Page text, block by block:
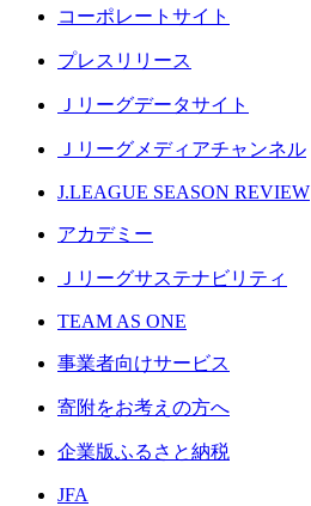
コーポレートサイト
プレスリリース
Ｊリーグデータサイト
Ｊリーグメディアチャンネル
J.LEAGUE SEASON REVIEW
アカデミー
Ｊリーグサステナビリティ
TEAM AS ONE
事業者向けサービス
寄附をお考えの方へ
企業版ふるさと納税
JFA